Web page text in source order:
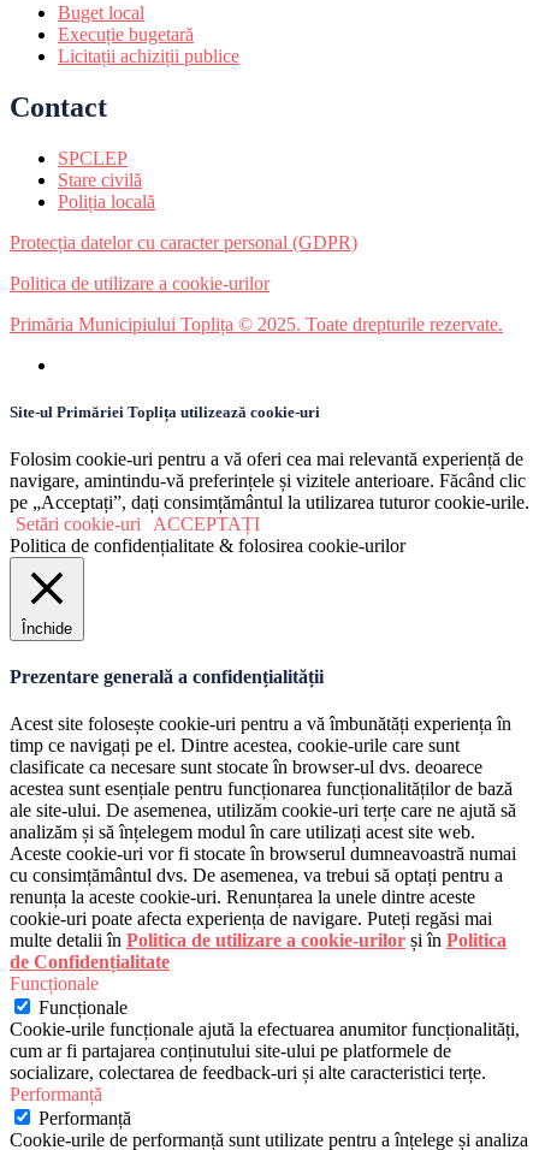
Buget local
Execuție bugetară
Licitații achiziții publice
Contact
SPCLEP
Stare civilă
Poliția locală
Protecția datelor cu caracter personal (GDPR)
Politica de utilizare a cookie-urilor
Primăria Municipiului Toplița © 2025. Toate drepturile rezervate.
Site-ul Primăriei Toplița utilizează cookie-uri
Folosim cookie-uri pentru a vă oferi cea mai relevantă experiență de
navigare, amintindu-vă preferințele și vizitele anterioare. Făcând clic
pe „Acceptați”, dați consimțământul la utilizarea tuturor cookie-urile.
Setări cookie-uri
ACCEPTAȚI
Politica de confidențialitate & folosirea cookie-urilor
Închide
Prezentare generală a confidențialității
Acest site folosește cookie-uri pentru a vă îmbunătăți experiența în
timp ce navigați pe el. Dintre acestea, cookie-urile care sunt
clasificate ca necesare sunt stocate în browser-ul dvs. deoarece
acestea sunt esențiale pentru funcționarea funcționalităților de bază
ale site-ului. De asemenea, utilizăm cookie-uri terțe care ne ajută să
analizăm și să înțelegem modul în care utilizați acest site web.
Aceste cookie-uri vor fi stocate în browserul dumneavoastră numai
cu consimțământul dvs. De asemenea, va trebui să optați pentru a
renunța la aceste cookie-uri. Renunțarea la unele dintre aceste
cookie-uri poate afecta experiența de navigare. Puteți regăsi mai
multe detalii în Politica de utilizare a cookie-urilor și în Politica
de Confidențialitate
Funcționale
Funcționale
Cookie-urile funcționale ajută la efectuarea anumitor funcționalități,
cum ar fi partajarea conținutului site-ului pe platformele de
socializare, colectarea de feedback-uri și alte caracteristici terțe.
Performanță
Performanță
Cookie-urile de performanță sunt utilizate pentru a înțelege și analiza